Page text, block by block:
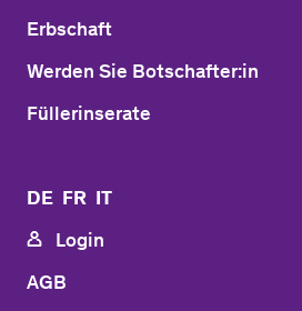
Erbschaft
Werden Sie Botschafter:in
Füllerinserate
DE FR IT
Login
AGB